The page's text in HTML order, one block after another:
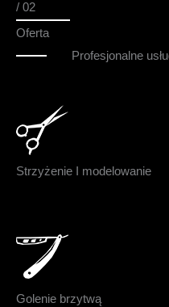
/ 02
Oferta
Profesjonalne
Strzyżenie I modelowanie
Golenie brzytwą